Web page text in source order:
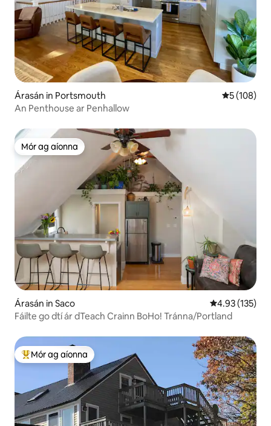
Árasán in Portsmouth Meánrátáil
5 (108)
An Penthouse ar Penhallow
Mór ag aíonna
Mór ag aíonna
Árasán in Saco Meánrátáil
4.93 (135)
Fáilte go dtí ár dTeach Crainn BoHo! Tránna/Portland
An-mhór ag aíonna
Mór ag aíonna